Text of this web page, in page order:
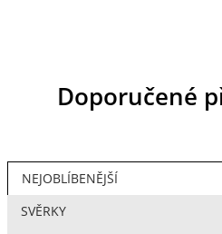
Doporučené
NEJOBLÍBENĚJŠÍ
SVĚRKY